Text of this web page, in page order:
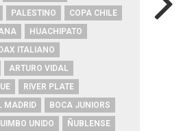
PALESTINO
COPA CHILE
HUACHIPATO
ITALIANO
ARTURO VIDAL
RIVER PLATE
MADRID
BOCA JUNIORS
UNIDO
ÑUBLENSE